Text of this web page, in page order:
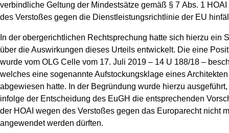
News
verbindliche Geltung der Mindestsätze gemäß § 7 Abs. 1
des Verstoßes gegen die Dienstleistungsrichtlinie der EU
In der obergerichtlichen Rechtsprechung hatte sich hierzu ein
über die Auswirkungen dieses Urteils entwickelt. Die eine
wurde vom OLG Celle vom 17. Juli 2019 – 14 U 188/18 –
welches eine sogenannte Aufstockungsklage eines Architekten
abgewiesen hatte. In der Begründung wurde hierzu
infolge der Entscheidung des EuGH die entsprechenden
der HOAI wegen des Verstoßes gegen das Europarecht nicht
angewendet werden dürften.